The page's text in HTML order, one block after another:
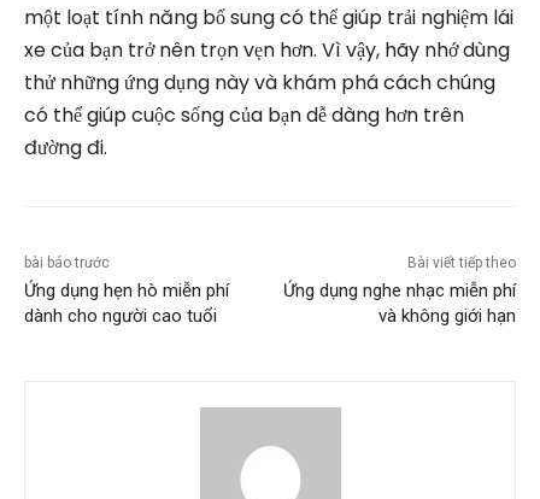
một loạt tính năng bổ sung có thể giúp trải nghiệm lái
xe của bạn trở nên trọn vẹn hơn. Vì vậy, hãy nhớ dùng
thử những ứng dụng này và khám phá cách chúng
có thể giúp cuộc sống của bạn dễ dàng hơn trên
đường đi.
bài báo trước
Ứng dụng hẹn hò miễn phí
dành cho người cao tuổi
Bài viết tiếp theo
Ứng dụng nghe nhạc miễn phí
và không giới hạn